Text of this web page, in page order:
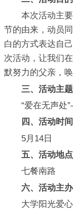
本次活动主要
节的由来，动员
白的方式表达自
次活动，让我们
默努力的父亲，
三、活动主题
“爱在无声处
四、活动时间
5月14日
五、活动地点
七餐南路
六、活动主办
大学阳光爱心